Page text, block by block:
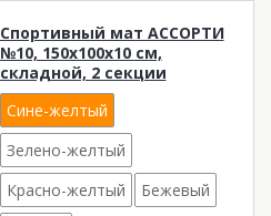
Спортивный мат АССОРТИ
№10, 150х100х10 см,
складной, 2 секции
Сине-желтый
Зелено-желтый
Красно-желтый
Бежевый